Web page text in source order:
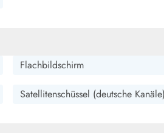
sind ebenfalls vorhanden.
Flachbildschirm
Satellitenschüssel (deutsche Kanäle)